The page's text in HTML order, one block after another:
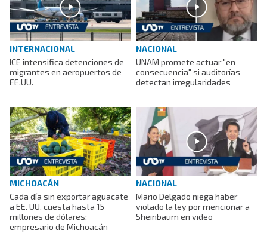
INTERNACIONAL
ICE intensifica detenciones de
migrantes en aeropuertos de
EE.UU.
NACIONAL
UNAM promete actuar "en
consecuencia" si auditorías
detectan irregularidades
MICHOACÁN
Cada día sin exportar aguacate
a EE. UU. cuesta hasta 15
millones de dólares:
empresario de Michoacán
NACIONAL
Mario Delgado niega haber
violado la ley por mencionar a
Sheinbaum en video